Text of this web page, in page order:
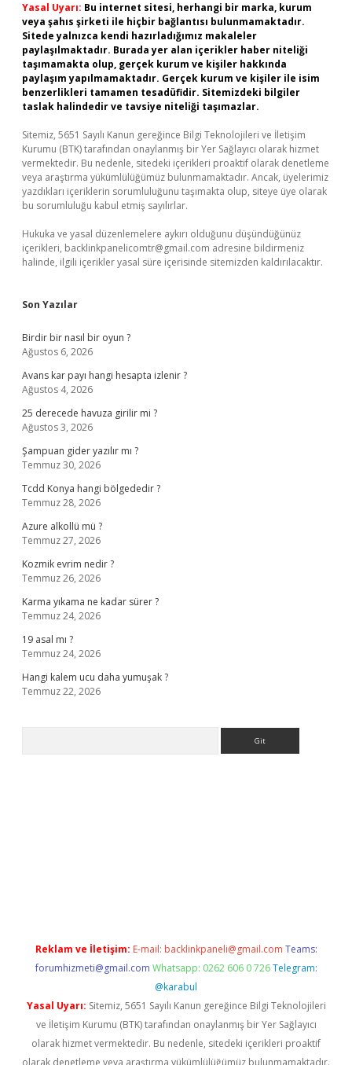
Yasal Uyarı: Bu internet sitesi, herhangi bir marka, kurum
veya şahıs şirketi ile hiçbir bağlantısı bulunmamaktadır.
Sitede yalnızca kendi hazırladığımız makaleler
paylaşılmaktadır. Burada yer alan içerikler haber niteliği
taşımamakta olup, gerçek kurum ve kişiler hakkında
paylaşım yapılmamaktadır. Gerçek kurum ve kişiler ile isim
benzerlikleri tamamen tesadüfidir. Sitemizdeki bilgiler
taslak halindedir ve tavsiye niteliği taşımazlar.
Sitemiz, 5651 Sayılı Kanun gereğince Bilgi Teknolojileri ve İletişim
Kurumu (BTK) tarafından onaylanmış bir Yer Sağlayıcı olarak hizmet
vermektedir. Bu nedenle, sitedeki içerikleri proaktif olarak denetleme
veya araştırma yükümlülüğümüz bulunmamaktadır. Ancak, üyelerimiz
yazdıkları içeriklerin sorumluluğunu taşımakta olup, siteye üye olarak
bu sorumluluğu kabul etmiş sayılırlar.
Hukuka ve yasal düzenlemelere aykırı olduğunu düşündüğünüz
içerikleri, backlinkpanelicomtr@gmail.com adresine bildirmeniz
halinde, ilgili içerikler yasal süre içerisinde sitemizden kaldırılacaktır.
Son Yazılar
Birdir bir nasıl bir oyun ?
Ağustos 6, 2026
Avans kar payı hangi hesapta izlenir ?
Ağustos 4, 2026
25 derecede havuza girilir mi ?
Ağustos 3, 2026
Şampuan gider yazılır mı ?
Temmuz 30, 2026
Tcdd Konya hangi bölgededir ?
Temmuz 28, 2026
Azure alkollü mü ?
Temmuz 27, 2026
Kozmik evrim nedir ?
Temmuz 26, 2026
Karma yıkama ne kadar sürer ?
Temmuz 24, 2026
19 asal mı ?
Temmuz 24, 2026
Hangi kalem ucu daha yumuşak ?
Temmuz 22, 2026
Reklam ve İletişim: E-mail: backlinkpaneli@gmail.com Teams:
forumhizmeti@gmail.com Whatsapp: 0262 606 0 726 Telegram:
@karabul
Yasal Uyarı: Sitemiz, 5651 Sayılı Kanun gereğince Bilgi Teknolojileri
ve İletişim Kurumu (BTK) tarafından onaylanmış bir Yer Sağlayıcı
olarak hizmet vermektedir. Bu nedenle, sitedeki içerikleri proaktif
olarak denetleme veya araştırma yükümlülüğümüz bulunmamaktadır.